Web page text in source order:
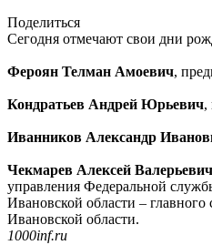
Поделиться
Сегодня отмечают свои дни
Фероян Телман Амоевич,
Кондратьев Андрей Юрьевич,
Иванников Александр
Чекмарев Алексей Валерьевич
управления Федеральной
Ивановской области – главного
Ивановской области.
1000inf.ru